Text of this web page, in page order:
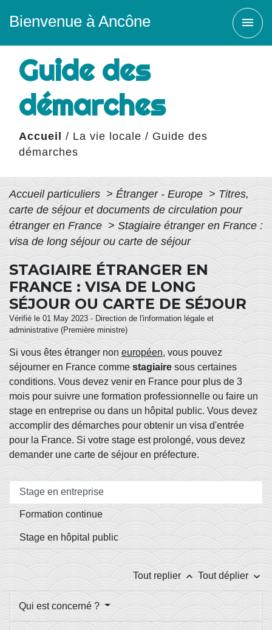
Bienvenue à Ancône menu
Guide des
démarches
Accueil / La vie locale / Guide des
démarches
Accueil particuliers > Étranger - Europe > Titres,
carte de séjour et documents de circulation pour
étranger en France > Stagiaire étranger en France :
visa de long séjour ou carte de séjour
STAGIAIRE ÉTRANGER EN
FRANCE : VISA DE LONG
SÉJOUR OU CARTE DE SÉJOUR
Vérifié le 01 May 2023 - Direction de l'information légale et
administrative (Première ministre)
Si vous êtes étranger non européen, vous pouvez
séjourner en France comme stagiaire sous certaines
conditions. Vous devez venir en France pour plus de 3
mois pour suivre une formation professionnelle ou faire un
stage en entreprise ou dans un hôpital public. Vous devez
accomplir des démarches pour obtenir un visa d'entrée
pour la France. Si votre stage est prolongé, vous devez
demander une carte de séjour en préfecture.
Stage en entreprise
Formation continue
Stage en hôpital public
Tout replier keyboard_arrow_up Tout déplier keyboard_arrow_down
Qui est concerné ?